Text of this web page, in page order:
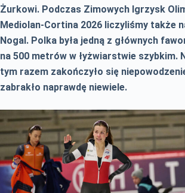
Żurkowi. Podczas Zimowych Igrzysk
Mediolan-Cortina 2026 liczyliśmy także
Nogal. Polka była jedną z głównych
na 500 metrów w łyżwiarstwie szybkim.
tym razem zakończyło się
zabrakło naprawdę niewiele.